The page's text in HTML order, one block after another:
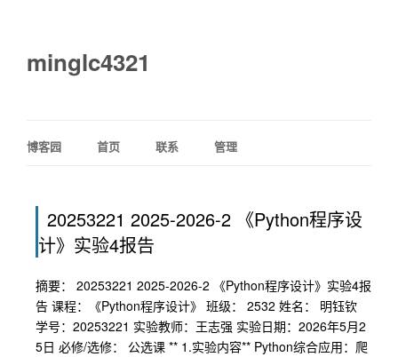
minglc4321
博客园 首页 联系 管理
20253221 2025-2026-2 《Python程序设
计》实验4报告
摘要： 20253221 2025-2026-2 《Python程序设计》实验4报
告 课程：《Python程序设计》 班级： 2532 姓名： 明钰钦
学号：20253221 实验教师：王志强 实验日期：2026年5月2
5日 必修/选修： 公选课 ** 1.实验内容** Python综合应用：爬